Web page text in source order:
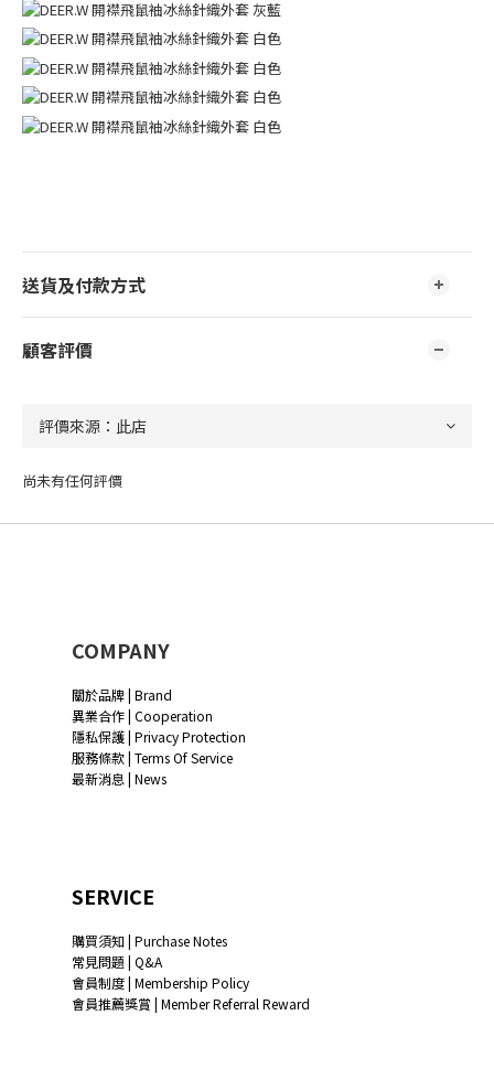
送貨及付款方式
顧客評價
尚未有任何評價
COMPANY
關於品牌 | Brand
異業合作 | Cooperation
隱私保護 | Privacy Protection
服務條款 | Terms Of Service
最新消息 | News
SERVICE
購買須知 | Purchase Notes
常見問題 | Q&A
會員制度 | Membership Policy
會員推薦獎賞 | Member Referral Reward